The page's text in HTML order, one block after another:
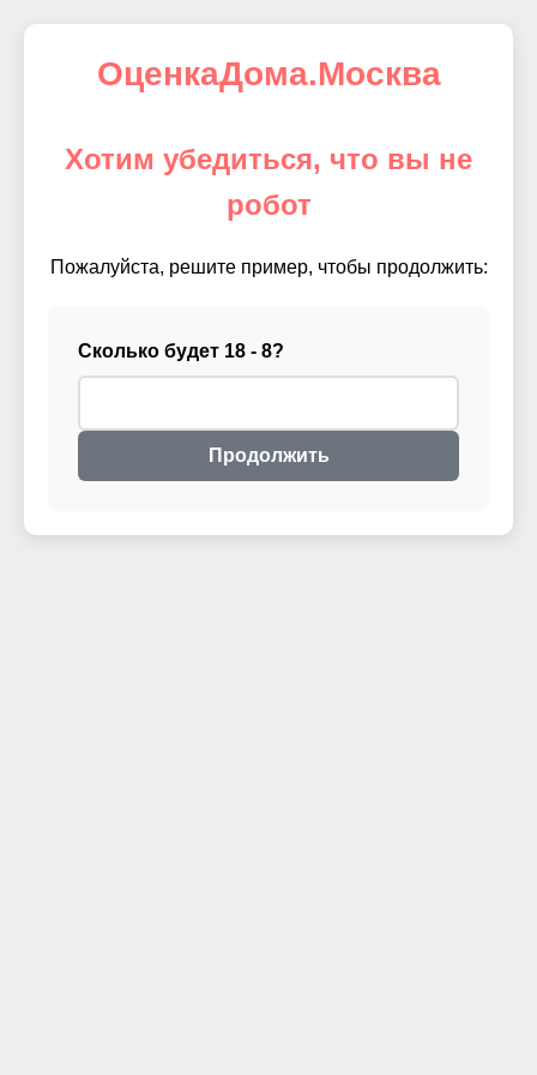
ОценкаДома.Москва
Хотим убедиться, что вы не
робот
Пожалуйста, решите пример, чтобы продолжить:
Сколько будет 18 - 8?
Продолжить